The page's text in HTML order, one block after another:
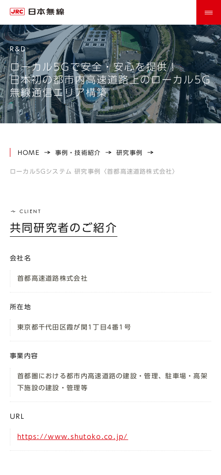
ローカル5Gで安全・安心を提供！
日本初の都市内高速道路上のローカル5G
無線通信エリア構築
HOME 事例・技術紹介 研究事例
ローカル5Gシステム 研究事例〈首都高速道路株式会社〉
共同研究者のご紹介
会社名
首都高速道路株式会社
所在地
東京都千代田区霞が関1丁目4番1号
事業内容
首都圏における都市内高速道路の建設・管理、駐車場・高架
下施設の建設・管理等
URL
https://www.shutoko.co.jp/